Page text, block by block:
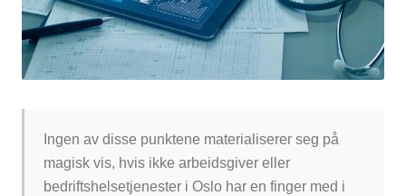
Ingen av disse punktene materialiserer seg på
magisk vis, hvis ikke arbeidsgiver eller
bedriftshelsetjenester i Oslo har en finger med i